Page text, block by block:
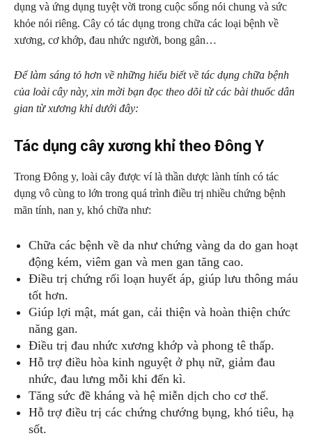
dụng và ứng dụng tuyệt vời trong cuộc sống nói chung và sức
khỏe nói riêng. Cây có tác dụng trong chữa các loại bệnh về
xương, cơ khớp, đau nhức người, bong gân…
Để làm sáng tỏ hơn về những hiểu biết về tác dụng chữa bệnh
của loài cây này, xin mời bạn đọc theo dõi từ các bài thuốc dân
gian từ xương khỉ dưới đây:
Tác dụng cây xương khỉ theo Đông Y
Trong Đông y, loài cây được ví là thần dược lành tính có tác
dụng vô cùng to lớn trong quá trình điều trị nhiều chứng bệnh
mãn tính, nan y, khó chữa như:
Chữa các bệnh về da như chứng vàng da do gan hoạt
động kém, viêm gan và men gan tăng cao.
Điều trị chứng rối loạn huyết áp, giúp lưu thông máu
tốt hơn.
Giúp lợi mật, mát gan, cải thiện và hoàn thiện chức
năng gan.
Điều trị đau nhức xương khớp và phong tê thấp.
Hỗ trợ điều hòa kinh nguyệt ở phụ nữ, giảm đau
nhức, đau lưng mỗi khi đến kì.
Tăng sức đề kháng và hệ miễn dịch cho cơ thể.
Hỗ trợ điều trị các chứng chướng bụng, khó tiêu, hạ
sốt.